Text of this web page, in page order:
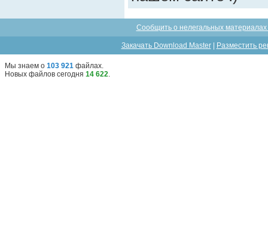
Сообщить о нелегальных
Закачать Download Master| Разместить
Мы знаем о 103 921 файлах.
Новых файлов сегодня 14 622.